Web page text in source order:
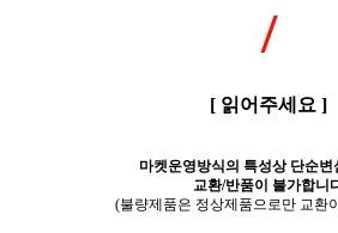
/
[ 읽어주세요 ]
마켓운영방식의 특성상 단순변
교환/반품이 불가합니
(불량제품은 정상제품으로만 교환